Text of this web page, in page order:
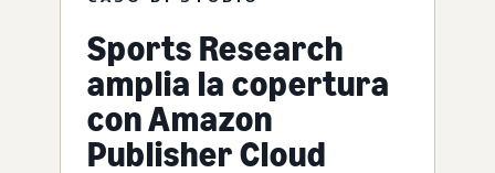
Sports Research
amplia la copertura
con Amazon
Publisher Cloud